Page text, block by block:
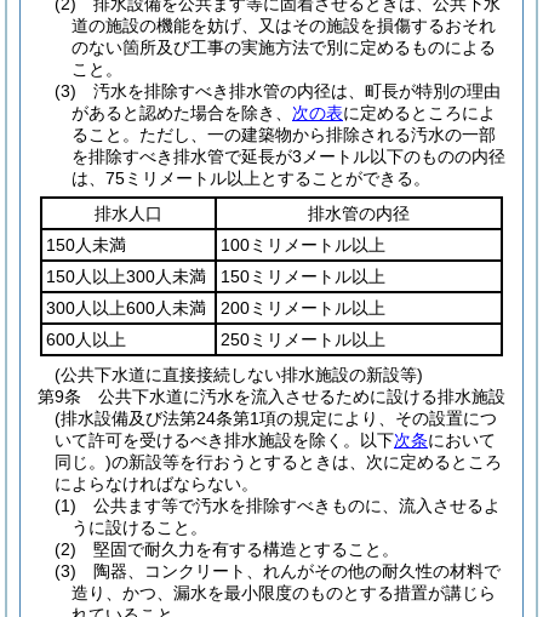
道の施設の機能を妨げ、又はその施設を損傷するおそれ
のない箇所及び工事の実施方法で別に定めるものによる
こと。
(3)
汚水を排除すべき排水管の内径は、町長が特別の理由
があると認めた場合を除き、 次の表に定めるところによ
ること。 ただし、一の建築物から排除される汚水の一部
を排除すべき排水管で延長が3メートル以下のものの内径
は、75ミリメートル以上とすることができる。
排水人口
排水管の内径
150人未満
100ミリメートル以上
150人以上300人未満
150ミリメートル以上
300人以上600人未満
200ミリメートル以上
600人以上
250ミリメートル以上
(公共下水道に直接接続しない排水施設の新設等)
第9条
公共下水道に汚水を流入させるために設ける排水施設
(排水設備及び法第24条第1項の規定により、その設置につ
いて許可を受けるべき排水施設を除く。以下次条において
同じ。)の新設等を行おうとするときは、次に定めるところ
によらなければならない。
(1)
公共ます等で汚水を排除すべきものに、流入させるよ
うに設けること。
(2)
堅固で耐久力を有する構造とすること。
(3)
陶器、コンクリート、れんがその他の耐久性の材料で
造り、かつ、漏水を最小限度のものとする措置が講じら